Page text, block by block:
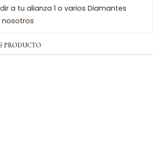
a tu alianza 1 o varios Diamantes
PRODUCTO